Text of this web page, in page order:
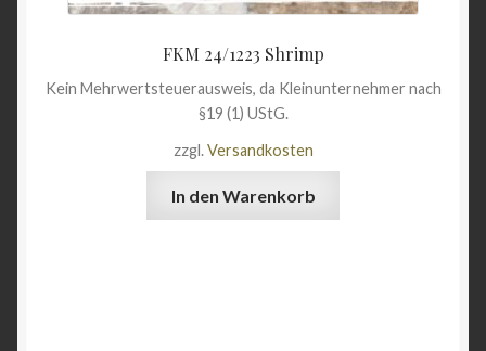
FKM 24/1223 Shrimp
Kein Mehrwertsteuerausweis, da Kleinunternehmer nach
§19 (1) UStG.
zzgl.Versandkosten
In den Warenkorb